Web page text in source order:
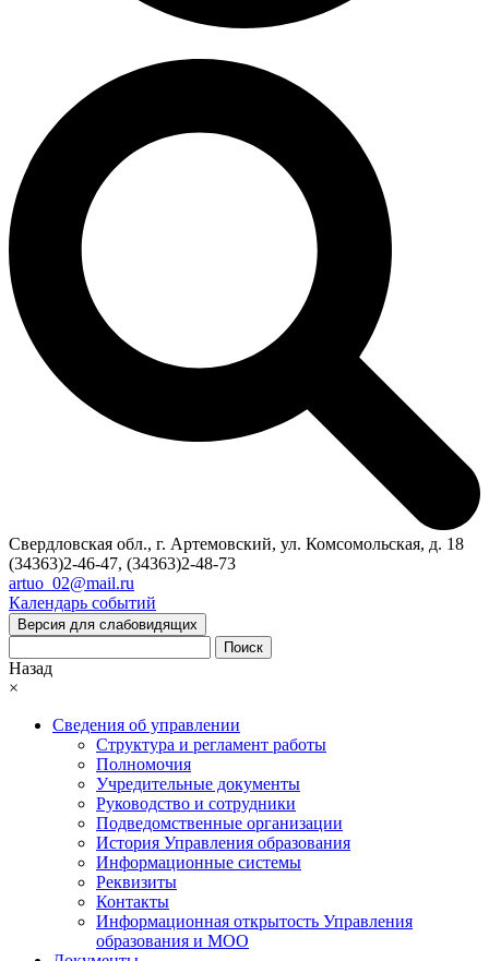
Свердловская обл., г. Артемовский, ул. Комсомольская, д. 18
(34363)2-46-47, (34363)2-48-73
artuo_02@mail.ru
Календарь событий
Версия для слабовидящих
Поиск
Назад
×
Сведения об управлении
Структура и регламент работы
Полномочия
Учредительные документы
Руководство и сотрудники
Подведомственные организации
История Управления образования
Информационные системы
Реквизиты
Контакты
Информационная открытость Управления
образования и МОО